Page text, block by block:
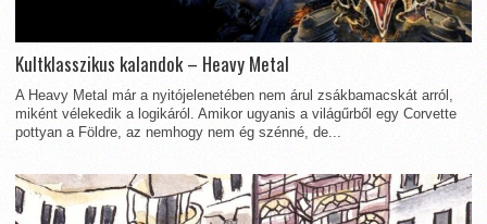
Kultklasszikus kalandok – Heavy Metal
A Heavy Metal már a nyitójelenetében nem árul zsákbamacskát arról,
miként vélekedik a logikáról. Amikor ugyanis a világűrből egy Corvette
pottyan a Földre, az nemhogy nem ég szénné, de...